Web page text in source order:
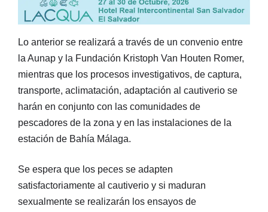
Lo anterior se realizará a través de un convenio entre
la Aunap y la Fundación Kristoph Van Houten Romer,
mientras que los procesos investigativos, de captura,
transporte, aclimatación, adaptación al cautiverio se
harán en conjunto con las comunidades de
pescadores de la zona y en las instalaciones de la
estación de Bahía Málaga.
Se espera que los peces se adapten
satisfactoriamente al cautiverio y si maduran
sexualmente se realizarán los ensayos de